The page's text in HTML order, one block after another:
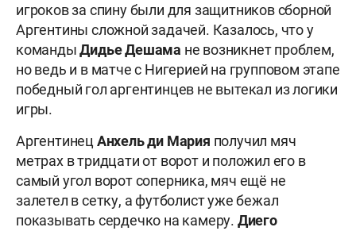
игроков за спину были для защитников сборной
Аргентины сложной задачей. Казалось, что у
командыДидье Дешама не возникнет проблем,
но ведь и в матче с Нигерией на групповом этапе
победный гол аргентинцев не вытекал из логики
игры.
АргентинецАнхель ди Мария получил мяч
метрах в тридцати от ворот и положил его в
самый угол ворот соперника, мяч ещё не
залетел в сетку, а футболист уже бежал
показывать сердечко на камеру. Диего